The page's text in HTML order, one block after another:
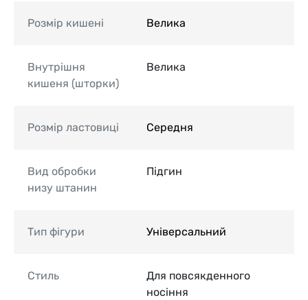
Розмір кишені Велика
Внутрішня
кишеня (шторки)
Велика
Розмір ластовиці Середня
Вид обробки
низу штанин
Підгин
Тип фігури Універсальний
Стиль
Для повсякденного
носіння